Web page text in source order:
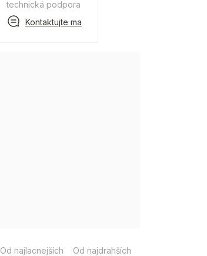
technická podpora
Kontaktujte ma
Od najlacnejších Od najdrahších